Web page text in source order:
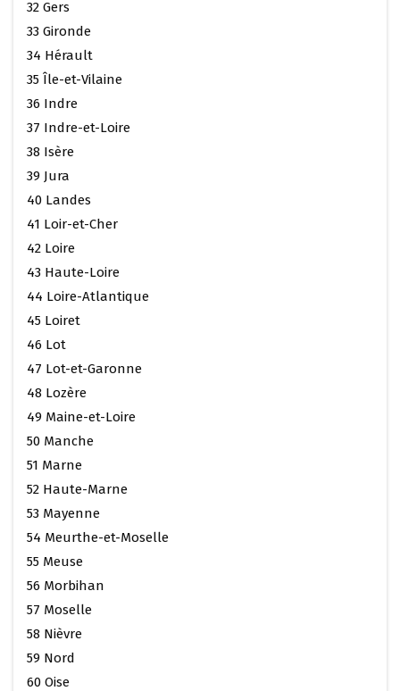
32 Gers
33 Gironde
34 Hérault
35 Île-et-Vilaine
36 Indre
37 Indre-et-Loire
38 Isère
39 Jura
40 Landes
41 Loir-et-Cher
42 Loire
43 Haute-Loire
44 Loire-Atlantique
45 Loiret
46 Lot
47 Lot-et-Garonne
48 Lozère
49 Maine-et-Loire
50 Manche
51 Marne
52 Haute-Marne
53 Mayenne
54 Meurthe-et-Moselle
55 Meuse
56 Morbihan
57 Moselle
58 Nièvre
59 Nord
60 Oise